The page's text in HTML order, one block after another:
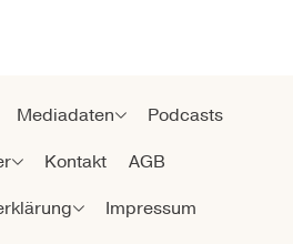
Mediadaten
Podcasts
Kontakt
AGB
Impressum